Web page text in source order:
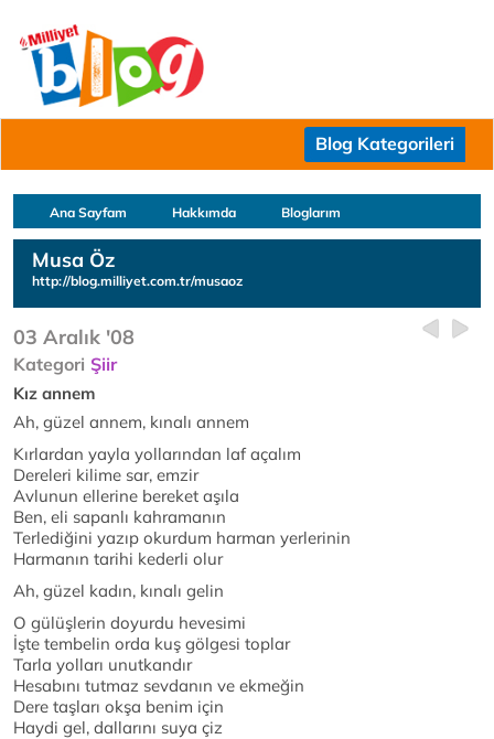
Blog Kategorileri
Ana Sayfam Hakkımda Bloglarım
Musa Öz
http://blog.milliyet.com.tr/musaoz
03 Aralık '08
Kategori Şiir
Kız annem
Ah, güzel annem, kınalı annem
Kırlardan yayla yollarından laf açalım
Dereleri kilime sar, emzir
Avlunun ellerine bereket aşıla
Ben, eli sapanlı kahramanın
Terlediğini yazıp okurdum harman yerlerinin
Harmanın tarihi kederli olur
Ah, güzel kadın, kınalı gelin
O gülüşlerin doyurdu hevesimi
İşte tembelin orda kuş gölgesi toplar
Tarla yolları unutkandır
Hesabını tutmaz sevdanın ve ekmeğin
Dere taşları okşa benim için
Haydi gel, dallarını suya çiz